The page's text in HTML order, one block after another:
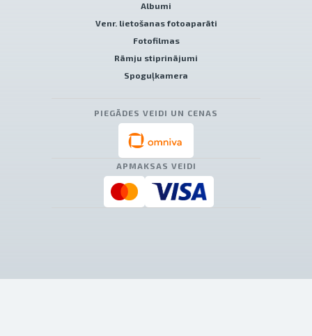
Albumi
Venr. lietošanas fotoaparāti
Fotofilmas
Rāmju stiprinājumi
Spoguļkamera
PIEGĀDES VEIDI UN CENAS
APMAKSAS VEIDI